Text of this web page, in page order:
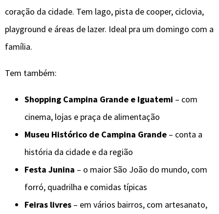
coração da cidade. Tem lago, pista de cooper, ciclovia,
playground e áreas de lazer. Ideal pra um domingo com a
família.
Tem também:
Shopping Campina Grande e Iguatemi – com
cinema, lojas e praça de alimentação
Museu Histórico de Campina Grande – conta a
história da cidade e da região
Festa Junina – o maior São João do mundo, com
forró, quadrilha e comidas típicas
Feiras livres – em vários bairros, com artesanato,